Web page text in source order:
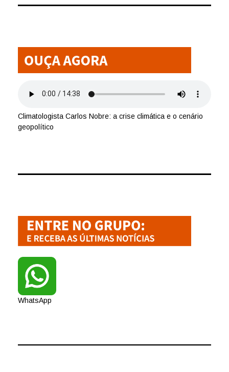
Climatologista Carlos Nobre: a crise climática e o cenário
geopolítico
WhatsApp